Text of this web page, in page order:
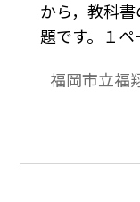
から，教科
題です。１
福岡市立福